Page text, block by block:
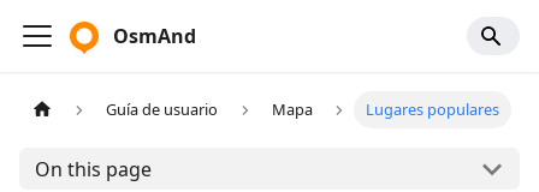
OsmAnd
Guía de usuario Mapa Lugares populares
On this page